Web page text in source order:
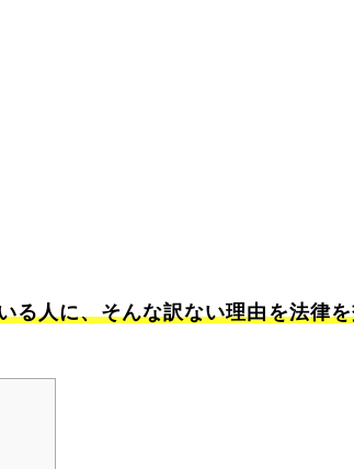
る人に、そんな訳ない理由を法律